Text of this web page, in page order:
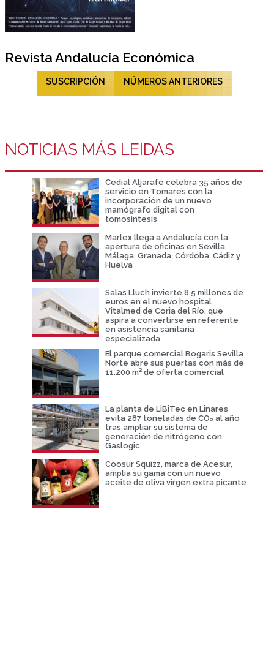
Revista Andalucía Económica
SUSCRIPCIÓN NÚMEROS ANTERIORES
NOTICIAS MÁS LEIDAS
Cedial Aljarafe celebra 35 años de
servicio en Tomares con la
incorporación de un nuevo
mamógrafo digital con
tomosíntesis
Marlex llega a Andalucía con la
apertura de oficinas en Sevilla,
Málaga, Granada, Córdoba, Cádiz y
Huelva
Salas Lluch invierte 8,5 millones de
euros en el nuevo hospital
Vitalmed de Coria del Río, que
aspira a convertirse en referente
en asistencia sanitaria
especializada
El parque comercial Bogaris Sevilla
Norte abre sus puertas con más de
11.200 m² de oferta comercial
La planta de LiBiTec en Linares
evita 287 toneladas de CO₂ al año
tras ampliar su sistema de
generación de nitrógeno con
Gaslogic
Coosur Squizz, marca de Acesur,
amplia su gama con un nuevo
aceite de oliva virgen extra picante